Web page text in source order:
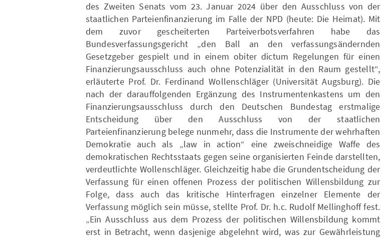
des Zweiten Senats vom 23. Januar 2024 über den Ausschluss von der
staatlichen Parteienfinanzierung im Falle der NPD (heute: Die Heimat). Mit
dem zuvor gescheiterten Parteiverbotsverfahren habe das
Bundesverfassungsgericht „den Ball an den verfassungsändernden
Gesetzgeber gespielt und in einem obiter dictum Regelungen für einen
Finanzierungsausschluss auch ohne Potenzialität in den Raum gestellt“,
erläuterte Prof. Dr. Ferdinand Wollenschläger (Universität Augsburg). Die
nach der darauffolgenden Ergänzung des Instrumentenkastens um den
Finanzierungsausschluss durch den Deutschen Bundestag erstmalige
Entscheidung über den Ausschluss von der staatlichen
Parteienfinanzierung belege nunmehr, dass die Instrumente der wehrhaften
Demokratie auch als „law in action“ eine zweischneidige Waffe des
demokratischen Rechtsstaats gegen seine organisierten Feinde darstellten,
verdeutlichte Wollenschläger. Gleichzeitig habe die Grundentscheidung der
Verfassung für einen offenen Prozess der politischen Willensbildung zur
Folge, dass auch das kritische Hinterfragen einzelner Elemente der
Verfassung möglich sein müsse, stellte Prof. Dr. h.c. Rudolf Mellinghoff fest.
„Ein Ausschluss aus dem Prozess der politischen Willensbildung kommt
erst in Betracht, wenn dasjenige abgelehnt wird, was zur Gewährleistung